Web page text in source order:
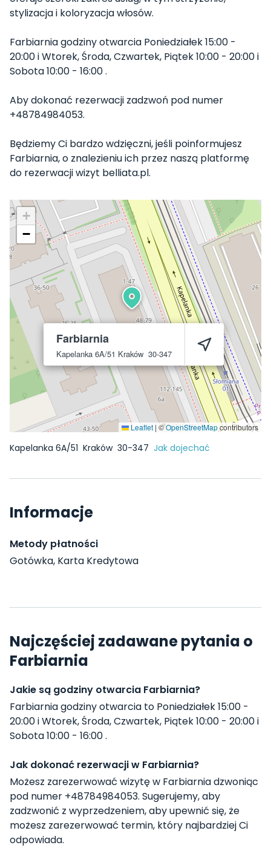
stylizacja i koloryzacja włosów.
Farbiarnia godziny otwarcia Poniedziałek 15:00 -
20:00 i Wtorek, Środa, Czwartek, Piątek 10:00 - 20:00 i
Sobota 10:00 - 16:00 .
Aby dokonać rezerwacji zadzwoń pod numer
+48784984053.
Będziemy Ci bardzo wdzięczni, jeśli poinformujesz
Farbiarnia, o znalezieniu ich przez naszą platformę
do rezerwacji wizyt belliata.pl.
Farbiarnia
Kapelanka 6A/51 Kraków 30-347
+
−
Leaflet | ©OpenStreetMapcontributors
Kapelanka 6A/51 Kraków 30-347 Jak dojechać
Informacje
Metody płatności
Gotówka, Karta Kredytowa
Najczęściej zadawane pytania o
Farbiarnia
Jakie są godziny otwarcia Farbiarnia?
Farbiarnia godziny otwarcia to Poniedziałek 15:00 -
20:00 i Wtorek, Środa, Czwartek, Piątek 10:00 - 20:00 i
Sobota 10:00 - 16:00 .
Jak dokonać rezerwacji w Farbiarnia?
Możesz zarezerwować wizytę w Farbiarnia dzwoniąc
pod numer +48784984053. Sugerujemy, aby
zadzwonić z wyprzedzeniem, aby upewnić się, że
możesz zarezerwować termin, który najbardziej Ci
odpowiada.